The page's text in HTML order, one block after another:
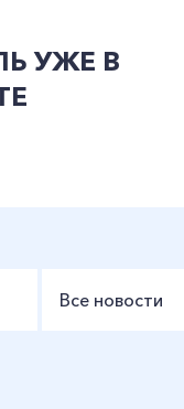
УЖЕ В
Все новости